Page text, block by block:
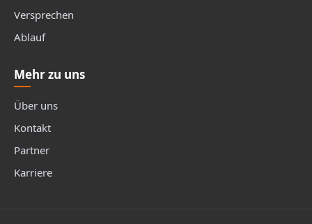
Versprechen
Ablauf
Mehr zu uns
Über uns
Kontakt
Partner
Karriere